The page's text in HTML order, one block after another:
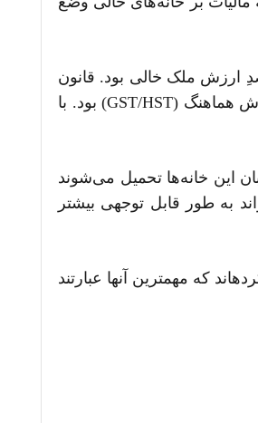
تنها معادل یک درصدِ ارزش ملک خالی بود. قانون
حاکم بر موضوع و برنامه اجرایی آن، نسبتاً ساده‌تر از مالیات‌های مهم‌تر مانند مالیات بر درآمد و مالیات بر کالاها و خدمات/ مالیات بر فروش هماهنگ (GST/HST) بود. با
که بر صاحبان این خانه‌ها تحمیل می‌شوند
به طور قابل توجهی بیشتر
که مهم­ترین آن­ها عبارتند